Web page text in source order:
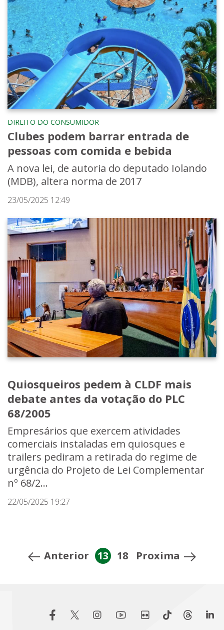
DIREITO DO CONSUMIDOR
Clubes podem barrar entrada de
pessoas com comida e bebida
A nova lei, de autoria do deputado Iolando
(MDB), altera norma de 2017
23/05/2025 12:49
Quiosqueiros pedem à CLDF mais
debate antes da votação do PLC
68/2005
Empresários que exercem atividades
comerciais instaladas em quiosques e
trailers pediram a retirada do regime de
urgência do Projeto de Lei Complementar
nº 68/2...
22/05/2025 19:27
Anterior 13 18 Proxima